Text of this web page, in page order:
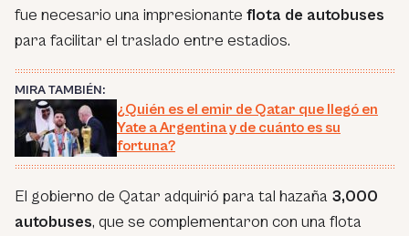
fue necesario una impresionante flota de autobuses
para facilitar el traslado entre estadios.
MIRA TAMBIÉN:
¿Quién es el emir de Qatar que llegó en
Yate a Argentina y de cuánto es su
fortuna?
El gobierno de Qatar adquirió para tal hazaña 3,000
autobuses, que se complementaron con una flota